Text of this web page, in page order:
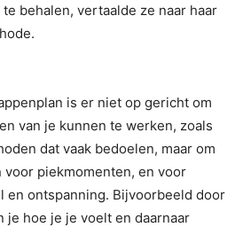
behalen, vertaalde ze naar haar
is er niet op gericht om
van je kunnen te werken, zoals
dat vaak bedoelen, maar om
piekmomenten, en voor
en ontspanning. Bijvoorbeeld door
je hoe je je voelt en daarnaar